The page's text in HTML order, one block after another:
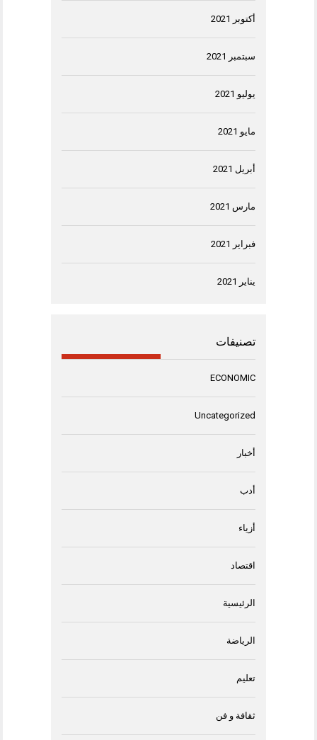
أكتوبر 2021
سبتمبر 2021
يوليو 2021
مايو 2021
أبريل 2021
مارس 2021
فبراير 2021
يناير 2021
تصنيفات
ECONOMIC
Uncategorized
أخبار
أدب
أزياء
اقتصاد
الرئيسية
الرياضة
تعليم
ثقافة و فن